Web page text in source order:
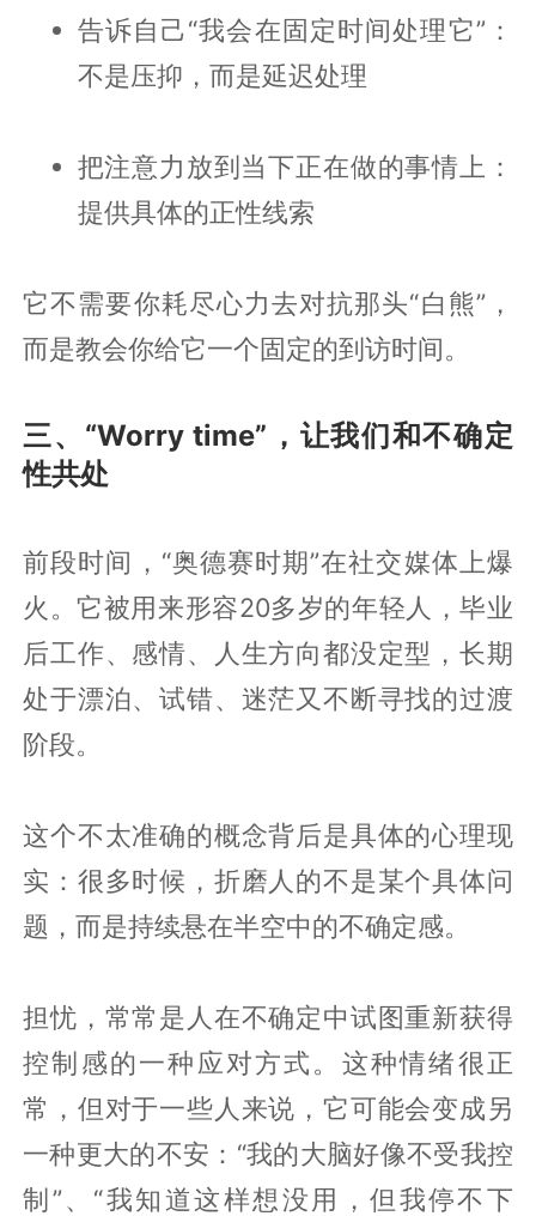
告诉自己“我会在固定时间处理它”：
不是压抑，而是延迟处理
把注意力放到当下正在做的事情上：
提供具体的正性线索
它不需要你耗尽心力去对抗那头“白熊”，
而是教会你给它一个固定的到访时间。
三、“Worry time”，让我们和不确定
性共处
前段时间，“奥德赛时期”在社交媒体上爆
火。它被用来形容20多岁的年轻人，毕业
后工作、感情、人生方向都没定型，长期
处于漂泊、试错、迷茫又不断寻找的过渡
阶段。
这个不太准确的概念背后是具体的心理现
实：很多时候，折磨人的不是某个具体问
题，而是持续悬在半空中的不确定感。
担忧，常常是人在不确定中试图重新获得
控制感的一种应对方式。这种情绪很正
常，但对于一些人来说，它可能会变成另
一种更大的不安：“我的大脑好像不受我控
制”、“我知道这样想没用，但我停不下